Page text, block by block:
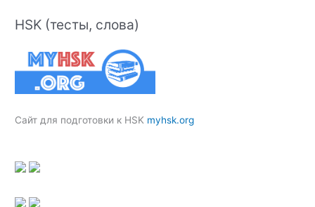
HSK (тесты, слова)
Сайт для подготовки к HSK myhsk.org